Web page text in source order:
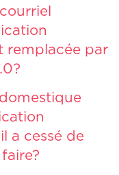
remplacée par
a cessé de